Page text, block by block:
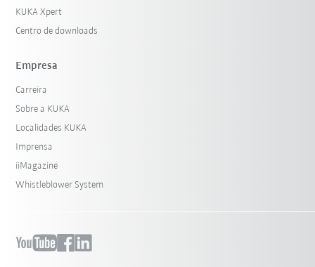
KUKA Xpert
Centro de downloads
Empresa
Carreira
Sobre a KUKA
Localidades KUKA
Imprensa
iiMagazine
Whistleblower System